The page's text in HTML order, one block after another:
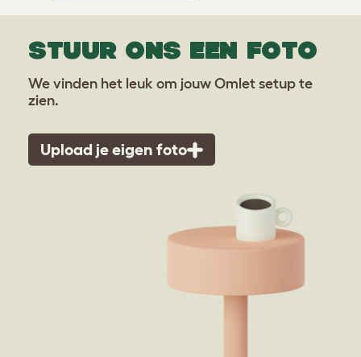
STUUR ONS EEN FOTO
We vinden het leuk om jouw Omlet setup te
zien.
Upload je eigen foto